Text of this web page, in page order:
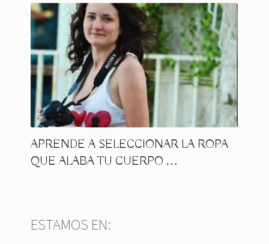
APRENDE A SELECCIONAR LA ROPA
QUE ALABA TU CUERPO …
ESTAMOS EN: